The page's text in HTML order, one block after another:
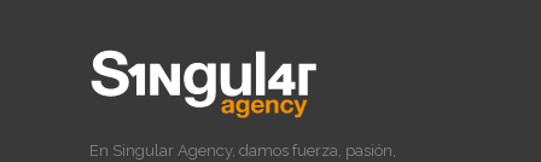
En Singular Agency, damos fuerza, pasión,